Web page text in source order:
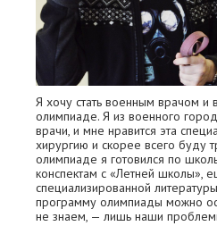
Я хочу стать военным врачом и
олимпиаде. Я из военного
врачи, и мне нравится эта
хирургию и скорее всего буду
олимпиаде я готовился по
конспектам с «Летней школы»,
специализированной
программу олимпиады можно
не знаем, — лишь наши